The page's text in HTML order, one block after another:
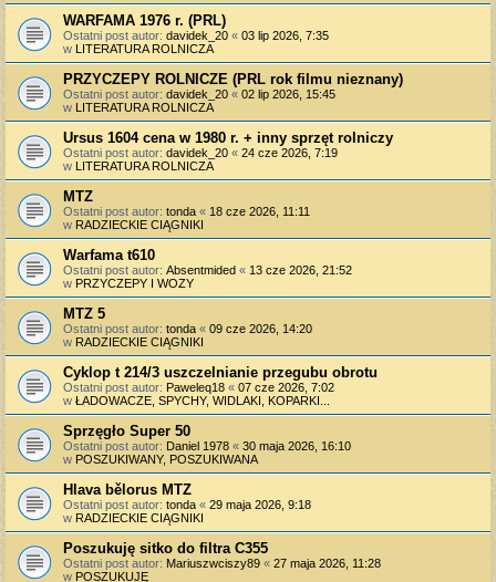
WARFAMA 1976 r. (PRL)
Ostatni post autor: davidek_20 « 03 lip 2026, 7:35
w LITERATURA ROLNICZA
PRZYCZEPY ROLNICZE (PRL rok filmu nieznany)
Ostatni post autor: davidek_20 « 02 lip 2026, 15:45
w LITERATURA ROLNICZA
Ursus 1604 cena w 1980 r. + inny sprzęt rolniczy
Ostatni post autor: davidek_20 « 24 cze 2026, 7:19
w LITERATURA ROLNICZA
MTZ
Ostatni post autor: tonda « 18 cze 2026, 11:11
w RADZIECKIE CIĄGNIKI
Warfama t610
Ostatni post autor: Absentmided « 13 cze 2026, 21:52
w PRZYCZEPY I WOZY
MTZ 5
Ostatni post autor: tonda « 09 cze 2026, 14:20
w RADZIECKIE CIĄGNIKI
Cyklop t 214/3 uszczelnianie przegubu obrotu
Ostatni post autor: Paweleq18 « 07 cze 2026, 7:02
w ŁADOWACZE, SPYCHY, WIDLAKI, KOPARKI...
Sprzęgło Super 50
Ostatni post autor: Daniel 1978 « 30 maja 2026, 16:10
w POSZUKIWANY, POSZUKIWANA
Hlava bělorus MTZ
Ostatni post autor: tonda « 29 maja 2026, 9:18
w RADZIECKIE CIĄGNIKI
Poszukuję sitko do filtra C355
Ostatni post autor: Mariuszwciszy89 « 27 maja 2026, 11:28
w POSZUKUJĘ